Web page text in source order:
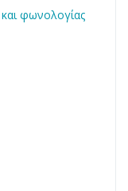
φωνολογίας